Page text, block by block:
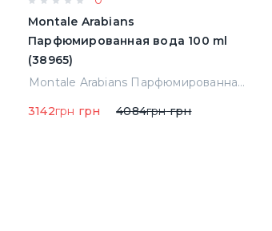
Montale Arabians
Парфюмированная вода 100 ml
(38965)
Montale Arabians Парфюмированная вода 100 ml (38965)
3142грн грн 4084грнгрн